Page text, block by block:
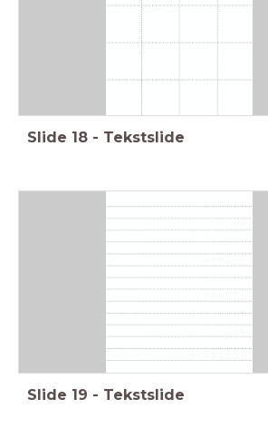
Slide 18 - Tekstslide
Slide 19 - Tekstslide